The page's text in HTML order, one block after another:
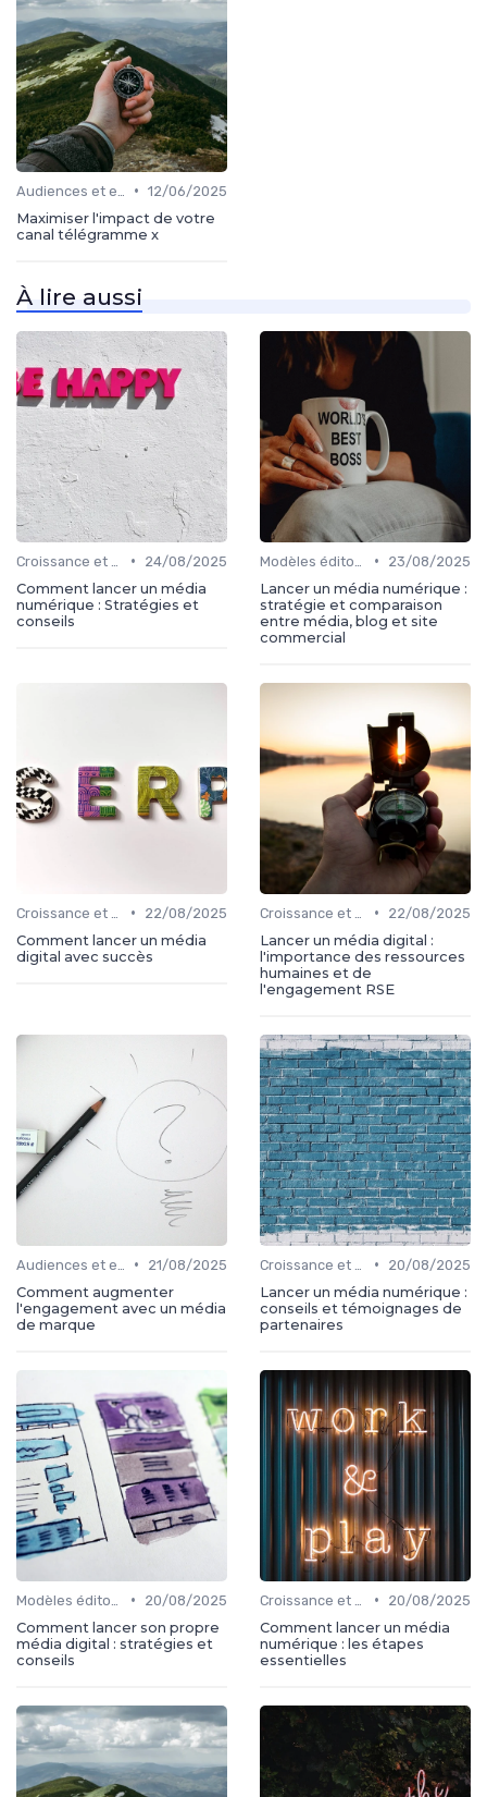
• 12/06/2025
Maximiser l'impact de votre
canal télégramme x
À lire aussi
•
24/08/2025
Comment lancer un média
numérique : Stratégies et
conseils
•
23/08/2025
Lancer un média numérique :
stratégie et comparaison
entre média, blog et site
commercial
•
22/08/2025
Comment lancer un média
digital avec succès
•
22/08/2025
Lancer un média digital :
l'importance des ressources
humaines et de
l'engagement RSE
•
21/08/2025
Comment augmenter
l'engagement avec un média
de marque
•
20/08/2025
Lancer un média numérique :
conseils et témoignages de
partenaires
•
20/08/2025
Comment lancer son propre
média digital : stratégies et
conseils
•
20/08/2025
Comment lancer un média
numérique : les étapes
essentielles